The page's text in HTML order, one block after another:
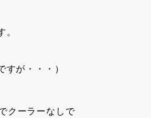
。
すが・・・）
クーラーなしで